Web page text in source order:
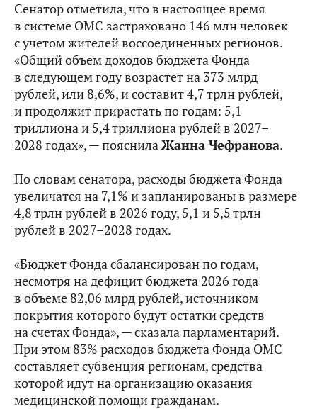
Сенатор отметила, что в настоящее время
в системе ОМС застраховано 146 млн человек
с учетом жителей воссоединенных регионов.
«Общий объем доходов бюджета Фонда
в следующем году возрастет на 373 млрд
рублей, или 8,6%, и составит 4,7 трлн рублей,
и продолжит прирастать по годам: 5,1
триллиона и 5,4 триллиона рублей в 2027–
2028 годах», — пояснилаЖанна Чефранова.
По словам сенатора, расходы бюджета Фонда
увеличатся на 7,1% и запланированы в размере
4,8 трлн рублей в 2026 году, 5,1 и 5,5 трлн
рублей в 2027–2028 годах.
«Бюджет Фонда сбалансирован по годам,
несмотря на дефицит бюджета 2026 года
в объеме 82,06 млрд рублей, источником
покрытия которого будут остатки средств
на счетах Фонда», — сказала парламентарий.
При этом 83% расходов бюджета Фонда ОМС
составляет субвенция регионам, средства
которой идут на организацию оказания
медицинской помощи гражданам.